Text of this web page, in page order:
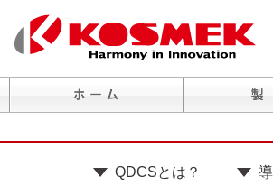
QDCSとは？